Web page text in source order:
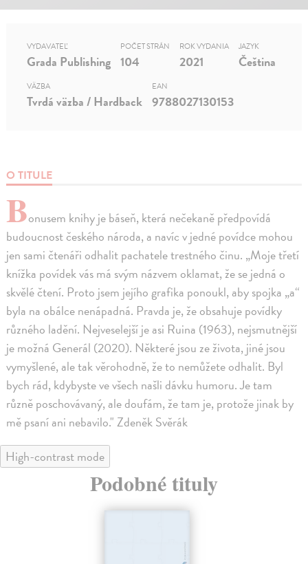
O TITULE
Bonusem knihy je báseň, která nečekaně předpovídá
budoucnost českého národa, a navíc v jedné povídce mohou
jen sami čtenáři odhalit pachatele trestného činu. „Moje třetí
knížka povídek vás má svým názvem oklamat, že se jedná o
skvělé čtení. Proto jsem jejího grafika ponoukl, aby spojka „a“
byla na obálce nenápadná. Pravda je, že obsahuje povídky
různého ladění. Nejveselejší je asi Ruina (1963), nejsmutnější
je možná Generál (2020). Některé jsou ze života, jiné jsou
vymyšlené, ale tak věrohodně, že to nemůžete odhalit. Byl
bych rád, kdybyste ve všech našli dávku humoru. Je tam
různě poschovávaný, ale doufám, že tam je, protože jinak by
mě psaní ani nebavilo." Zdeněk Svěrák
VYDAVATEĽ
Grada Publishing
POČET STRÁN
104
ROK VYDANIA
2021
JAZYK
Čeština
VÄZBA
Tvrdá väzba / Hardback
EAN
9788027130153
High-contrast mode
Podobné tituly